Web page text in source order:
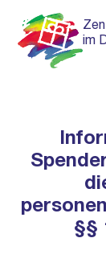
im
§§